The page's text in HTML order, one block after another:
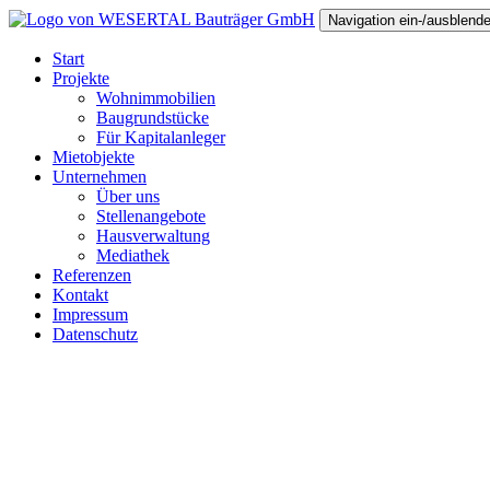
Navigation ein-/
Start
Projekte
Wohnimmobilien
Baugrundstücke
Für Kapitalanleger
Mietobjekte
Unternehmen
Über uns
Stellenangebote
Hausverwaltung
Mediathek
Referenzen
Kontakt
Impressum
Datenschutz